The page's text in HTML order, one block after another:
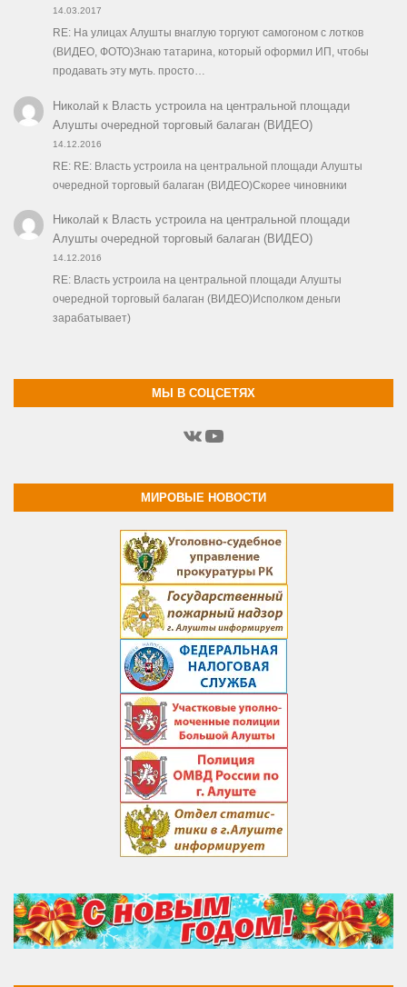
14.03.2017
RE: На улицах Алушты внаглую торгуют самогоном с лотков
(ВИДЕО, ФОТО)Знаю татарина, который оформил ИП, чтобы
продавать эту муть. просто…
Николайк Власть устроила на центральной площади
Алушты очередной торговый балаган (ВИДЕО)
14.12.2016
RE: RE: Власть устроила на центральной площади Алушты
очередной торговый балаган (ВИДЕО)Скорее чиновники
Николайк Власть устроила на центральной площади
Алушты очередной торговый балаган (ВИДЕО)
14.12.2016
RE: Власть устроила на центральной площади Алушты
очередной торговый балаган (ВИДЕО)Исполком деньги
зарабатывает)
МЫ В СОЦСЕТЯХ
ВКонтакте
YouTube
МИРОВЫЕ НОВОСТИ